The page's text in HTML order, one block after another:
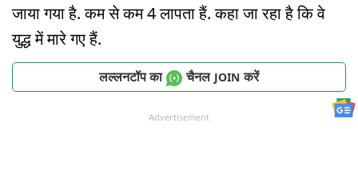
जाया गया है. कम से कम 4 लापता हैं. कहा जा रहा है कि वे
युद्ध में मारे गए हैं.
लल्लनटॉप का चैनल JOIN करें
Advertisement